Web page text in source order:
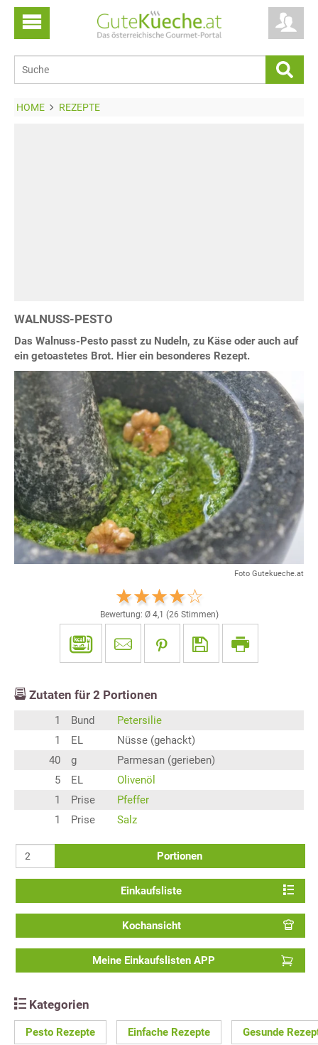
HOME REZEPTE
WALNUSS-PESTO
Das Walnuss-Pesto passt zu Nudeln, zu Käse oder auch auf
ein getoastetes Brot. Hier ein besonderes Rezept.
Foto Gutekueche.at
Bewertung: Ø 4,1 (26 Stimmen)
Zutaten für 2 Portionen
1 Bund
Petersilie
1
EL
Nüsse (gehackt)
40
g
Parmesan (gerieben)
5
EL
Olivenöl
1
Prise
Pfeffer
1
Prise Salz
Portionen
Einkaufsliste
Kochansicht
Meine Einkaufslisten APP
Kategorien
Pesto Rezepte Einfache Rezepte Gesunde